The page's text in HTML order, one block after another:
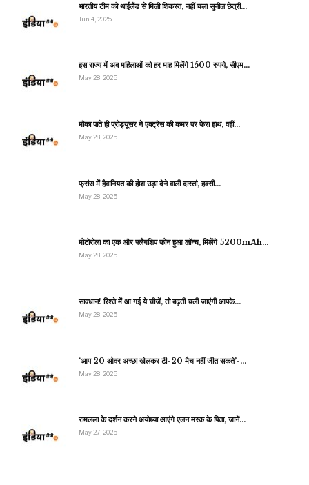
भारतीय टीम को थाईलैंड से मिली शिकस्त, नहीं चला सुनील छेत्री…
Jun 4, 2025
इस राज्य में अब महिलाओं को हर माह मिलेंगे 1500 रुपये, सीएम…
May 28, 2025
मौका पाते ही प्रोड्यूसर ने एक्ट्रेस की कमर पर फेरा हाथ, वहीं…
May 28, 2025
फ्रांस में हैवानियत की होश उड़ा देने वाली दास्तां, हवसी…
May 28, 2025
मोटोरोला का एक और फ्लैगशिप फोन हुआ लॉन्च, मिलेंगे 5200mAh…
May 28, 2025
सावधान! रिश्ते में आ गई ये चीजें, तो बढ़ती चली जाएंगी आपके…
May 28, 2025
‘आप 20 ओवर अच्छा खेलकर टी-20 मैच नहीं जीत सकते’-…
May 28, 2025
रामलला के दर्शन करने अयोध्या आएंगे एलन मस्क के पिता, जानें…
May 27, 2025